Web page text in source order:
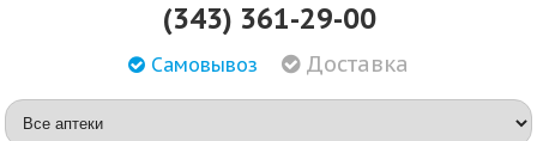
(343) 361-29-00
Самовывоз Доставка